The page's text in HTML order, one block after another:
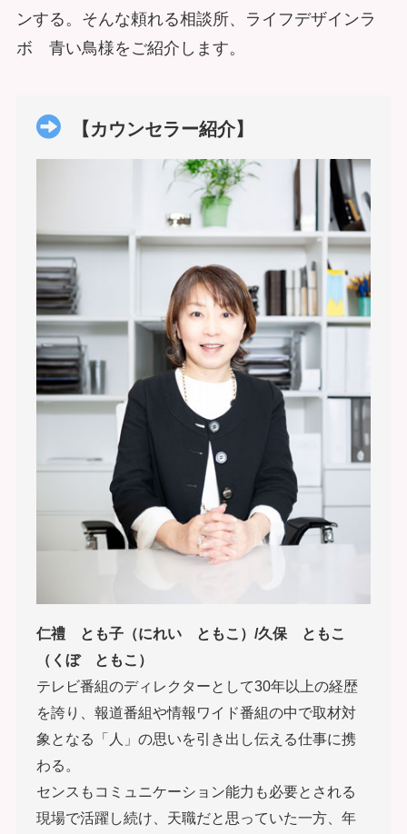
ンする。そんな頼れる相談所、ライフデザインラ
ボ 青い鳥様をご紹介します。
【カウンセラー紹介】
仁禮 とも子（にれい ともこ）/久保 ともこ
（くぼ ともこ）
テレビ番組のディレクターとして30年以上の経歴
を誇り、報道番組や情報ワイド番組の中で取材対
象となる「人」の思いを引き出し伝える仕事に携
わる。
センスもコミュニケーション能力も必要とされる
現場で活躍し続け、天職だと思っていた一方、年